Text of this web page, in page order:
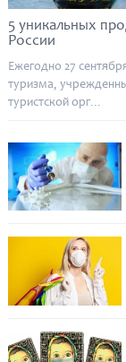
5 уникальных
России
Ежегодно 27
туризма,
туристской орг...